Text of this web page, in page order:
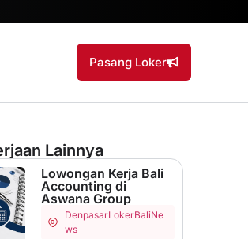
Pasang Loker
Lainnya
Lowongan Kerja Bali
Accounting di
Aswana Group
DenpasarLokerBaliNe
ws